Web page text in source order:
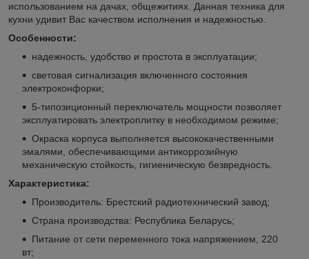
использованием на дачах, общежитиях. Данная техника для
кухни удивит Вас качеством исполнения и надежностью.
Особенности:
надежность, удобство и простота в эксплуатации;
световая сигнализация включенного состояния
электроконфорки;
5-типозиционный переключатель мощности позволяет
эксплуатировать электроплитку в необходимом режиме;
Окраска корпуса выполняется высококачественными
эмалями, обеспечивающими антикоррозийную
механическую стойкость, гигиеническую безвредность.
Характеристика:
Производитель: Брестский радиотехнический завод;
Страна производства: Республика Беларусь;
Питание от сети переменного тока напряжением, 220
вт;